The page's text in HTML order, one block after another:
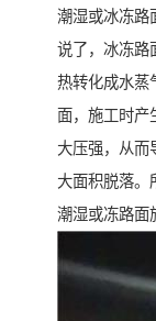
潮湿或冰冻路
说了，冰冻路
热转化成水蒸
面，施工时产
大压强，从而
大面积脱落。
潮湿或冻路面